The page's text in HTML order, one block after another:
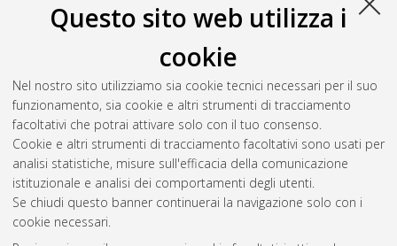
Questo sito web utilizza i
cookie
Nel nostro sito utilizziamo sia cookie tecnici necessari per il suo
funzionamento, sia cookie e altri strumenti di tracciamento
facoltativi che potrai attivare solo con il tuo consenso.
Cookie e altri strumenti di tracciamento facoltativi sono usati per
analisi statistiche, misure sull'efficacia della comunicazione
istituzionale e analisi dei comportamenti degli utenti.
Se chiudi questo banner continuerai la navigazione solo con i
cookie necessari.
Gestione del documento:
Atom